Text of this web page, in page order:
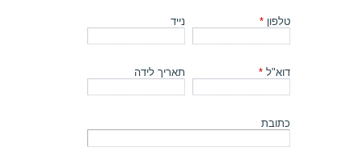
טלפון * נייד
דוא"ל * תאריך לידה
כתובת